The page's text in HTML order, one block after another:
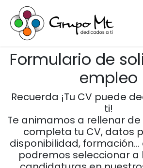
Ir al contenido
Formulario de
empleo
Recuerda ¡Tu CV puede
ti!
Te animamos a rellenar
completa tu CV, datos
disponibilidad,
podremos seleccionar a